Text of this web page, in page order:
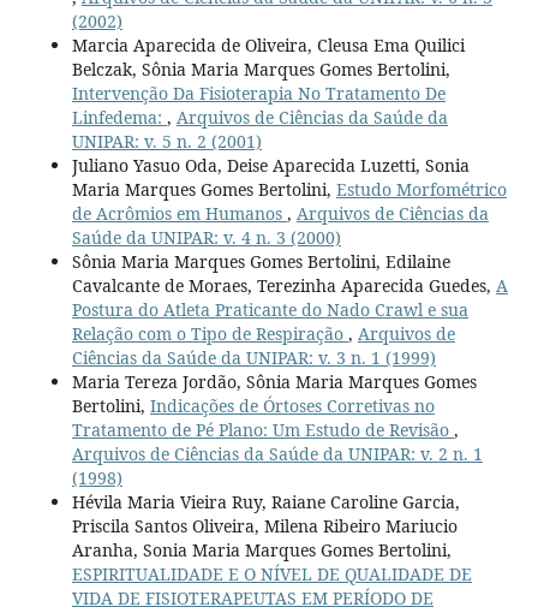
(2002)
Marcia Aparecida de Oliveira, Cleusa Ema Quilici
Belczak, Sônia Maria Marques Gomes Bertolini,
Intervenção Da Fisioterapia No Tratamento De
Linfedema: , Arquivos de Ciências da Saúde da
UNIPAR: v. 5 n. 2 (2001)
Juliano Yasuo Oda, Deise Aparecida Luzetti, Sonia
Maria Marques Gomes Bertolini, Estudo Morfométrico
de Acrômios em Humanos , Arquivos de Ciências da
Saúde da UNIPAR: v. 4 n. 3 (2000)
Sônia Maria Marques Gomes Bertolini, Edilaine
Cavalcante de Moraes, Terezinha Aparecida Guedes, A
Postura do Atleta Praticante do Nado Crawl e sua
Relação com o Tipo de Respiração , Arquivos de
Ciências da Saúde da UNIPAR: v. 3 n. 1 (1999)
Maria Tereza Jordão, Sônia Maria Marques Gomes
Bertolini, Indicações de Órtoses Corretivas no
Tratamento de Pé Plano: Um Estudo de Revisão ,
Arquivos de Ciências da Saúde da UNIPAR: v. 2 n. 1
(1998)
Hévila Maria Vieira Ruy, Raiane Caroline Garcia,
Priscila Santos Oliveira, Milena Ribeiro Mariucio
Aranha, Sonia Maria Marques Gomes Bertolini,
ESPIRITUALIDADE E O NÍVEL DE QUALIDADE DE
VIDA DE FISIOTERAPEUTAS EM PERÍODO DE